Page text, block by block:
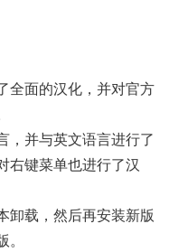
全面的汉化，并对官方
，并与英文语言进行了
右键菜单也进行了汉
卸载，然后再安装新版